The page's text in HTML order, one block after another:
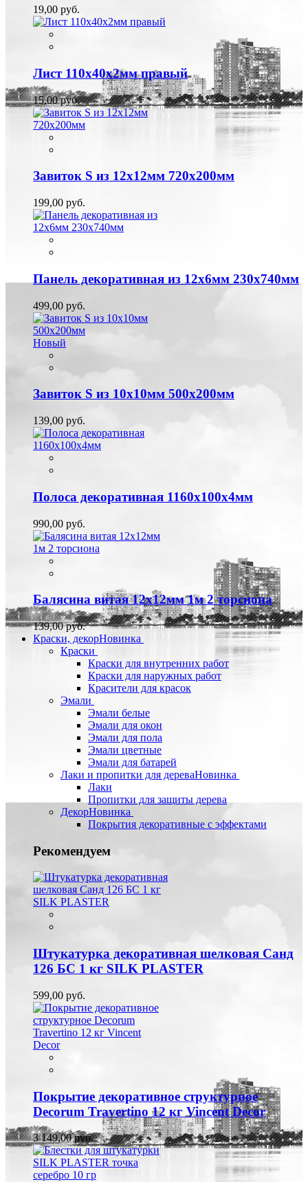
19,00 руб.
Лист 110х40х2мм правый
15,00 руб.
Завиток S из 12х12мм 720х200мм
199,00 руб.
Панель декоративная из 12х6мм 230х740мм
499,00 руб.
Новый
Завиток S из 10х10мм 500х200мм
139,00 руб.
Полоса декоративная 1160х100х4мм
990,00 руб.
Балясина витая 12х12мм 1м 2 торсиона
139,00 руб.
Краски, декорНовинка
Краски
Краски для внутренних работ
Краски для наружных работ
Красители для красок
Эмали
Эмали белые
Эмали для окон
Эмали для пола
Эмали цветные
Эмали для батарей
Лаки и пропитки для дереваНовинка
Лаки
Пропитки для защиты дерева
ДекорНовинка
Покрытия декоративные с эффектами
Рекомендуем
Штукатурка декоративная шелковая Санд
126 БС 1 кг SILK PLASTER
599,00 руб.
Покрытие декоративное структурное
Decorum Travertino 12 кг Vincent Decor
3 149,00 руб.